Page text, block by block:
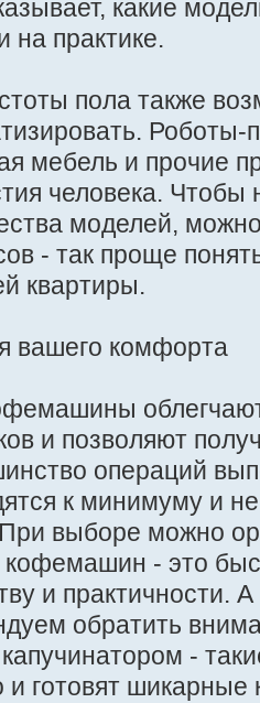
какие
на практике.
пола также
мебель и прочие
человека. Чтобы
моделей,
- так проще
квартиры.
вашего комфорта
и позволяют
операций
к минимуму и
выборе можно
кофемашин - это
и практичности.
обратить
-
готовят шикарные